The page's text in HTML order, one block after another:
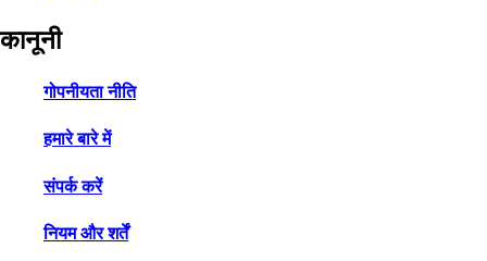
कानूनी
गोपनीयता नीति
हमारे बारे में
संपर्क करें
नियम और शर्तें